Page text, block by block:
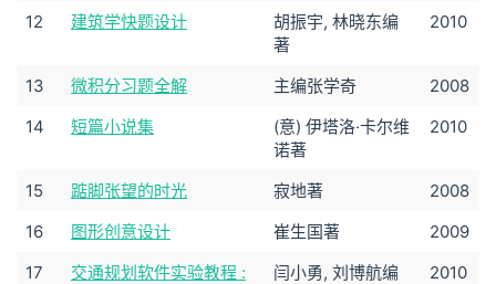
12
建筑学快题设计
胡振宇, 林晓东编
著
2010
13 微积分习题全解 主编张学奇
2008
14
短篇小说集
(意) 伊塔洛·卡尔维
诺著
2010
15 踮脚张望的时光 寂地著
2008
16
图形创意设计 崔生国著
2009
17
交通规划软件实验教程 :
闫小勇, 刘博航编
2010